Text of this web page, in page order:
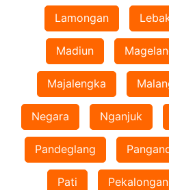
Lamongan
Madiun
Majalengka
Negara Nganjuk
Pandeglang
Pati Pekalongan